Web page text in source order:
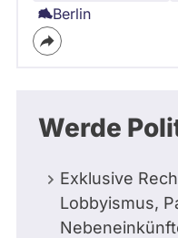
mit
Behinderung
Berlin
Werde
Exklusive
Lobbyismus,